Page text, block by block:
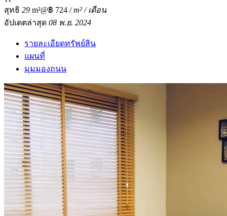
สุทธิ 29 m²@฿ 724 / m² / เดือน
อัปเดตล่าสุด 08 พ.ย. 2024
รายละเอียดทรัพย์สิน
แผนที่
มุมมองถนน